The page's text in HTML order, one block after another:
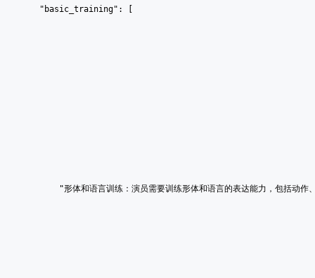
    "basic_training": [
"形体和语言训练：演员需要训练形体和语言的表达能力，包括动作